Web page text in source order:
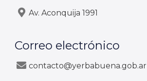
Av. Aconquija 1991
Correo electrónico
contacto@yerbabuena.gob.ar